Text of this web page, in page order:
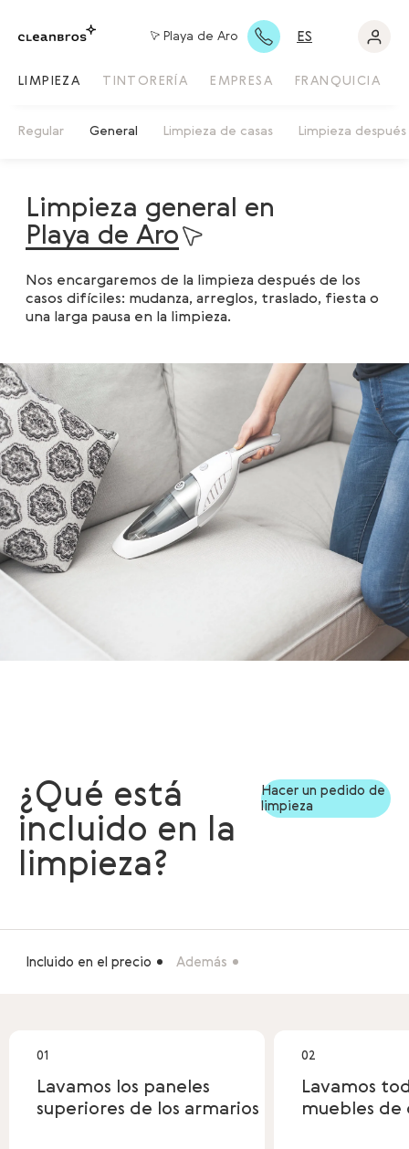
Playa de Aro ES
LIMPIEZA TINTORERÍA EMPRESA FRANQUICIA
Regular General Limpieza de casas Limpieza
Limpieza general en
Playa de Aro
Nos encargaremos de la limpieza después de los
casos difíciles: mudanza, arreglos, traslado, fiesta o
una larga pausa en la limpieza.
¿Qué está
incluido en la
limpieza?
Hacer un pedido de
limpieza
Incluido en el precio Además
01
Lavamos los paneles
superiores de los armarios
02
Lavamos
muebles de